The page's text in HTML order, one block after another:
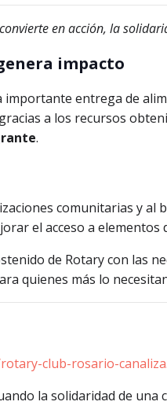
en acción, la
impacto
entrega de
a los recursos
.
comunitarias y
el acceso a
de Rotary con las
quienes más lo
club-rosario-
la solidaridad de